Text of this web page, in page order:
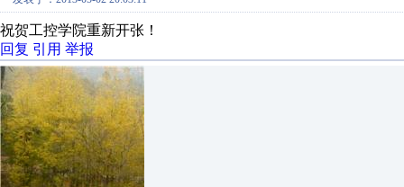
祝贺工控学院重新开张！
回复 引用 举报